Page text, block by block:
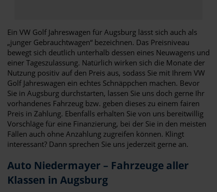
Ein VW Golf Jahreswagen für Augsburg lässt sich auch als
„junger Gebrauchtwagen“ bezeichnen. Das Preisniveau
bewegt sich deutlich unterhalb dessen eines Neuwagens und
einer Tageszulassung. Natürlich wirken sich die Monate der
Nutzung positiv auf den Preis aus, sodass Sie mit Ihrem VW
Golf Jahreswagen ein echtes Schnäppchen machen. Bevor
Sie in Augsburg durchstarten, lassen Sie uns doch gerne Ihr
vorhandenes Fahrzeug bzw. geben dieses zu einem fairen
Preis in Zahlung. Ebenfalls erhalten Sie von uns bereitwillig
Vorschläge für eine Finanzierung, bei der Sie in den meisten
Fällen auch ohne Anzahlung zugreifen können. Klingt
interessant? Dann sprechen Sie uns jederzeit gerne an.
Auto Niedermayer – Fahrzeuge aller
Klassen in Augsburg